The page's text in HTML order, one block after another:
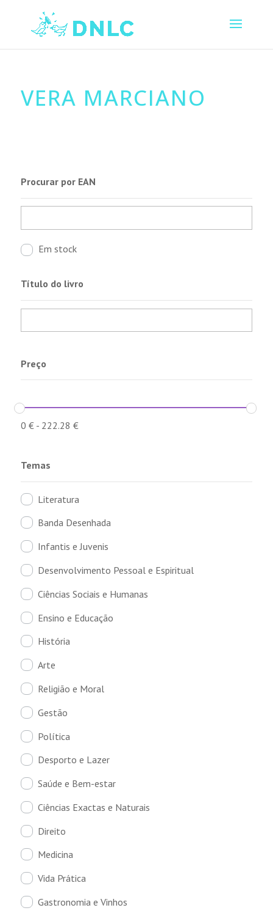
VERA MARCIANO
Procurar por EAN
Em stock
Título do livro
Preço
0 €- 222.28 €
Temas
Literatura
Banda Desenhada
Infantis e Juvenis
Desenvolvimento Pessoal e Espiritual
Ciências Sociais e Humanas
Ensino e Educação
História
Arte
Religião e Moral
Gestão
Política
Desporto e Lazer
Saúde e Bem-estar
Ciências Exactas e Naturais
Direito
Medicina
Vida Prática
Gastronomia e Vinhos